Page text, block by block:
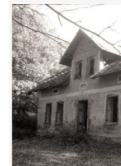
© 2026 eStránky.cz